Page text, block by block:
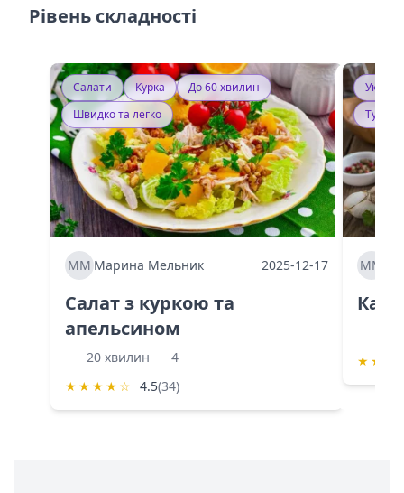
Рівень складності
Салати Курка
До 60 хвилин
Швидко та легко
ММ Марина Мельник 2025-12-17
Салат з куркою та
апельсином
20 хвилин
4
★ ★ ★ ★ ☆ 4.5(34)
ММ
★ ★